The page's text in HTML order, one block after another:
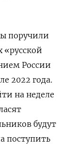
поручили
«русской
России
2022 года.
на неделе
будут
поступить